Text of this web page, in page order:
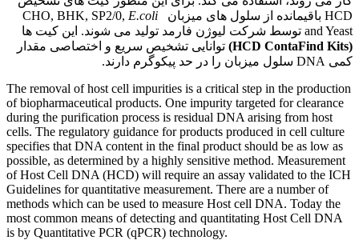
HCD باقیمانده از سلول های میزبان CHO, BHK, SP2/0,
E.coli
and Yeast توسط شرکت لیوژن فارمد تولید می شوند. این کیت ها
(HCD ContaFind Kits)
توانایی تشخیص سریع و اختصاصی مقدار
کمی DNA سلول میزبان را در حد پیکوگرم دارند.
The removal of host cell impurities is a critical step in the production
of biopharmaceutical products. One impurity targeted for clearance
during the purification process is residual DNA arising from host
cells. The regulatory guidance for products produced in cell culture
specifies that DNA content in the final product should be as low as
possible, as determined by a highly sensitive method. Measurement
of Host Cell DNA (HCD) will require an assay validated to the ICH
Guidelines for quantitative measurement. There are a number of
methods which can be used to measure Host cell DNA. Today the
most common means of detecting and quantitating Host Cell DNA
is by Quantitative PCR (qPCR) technology.